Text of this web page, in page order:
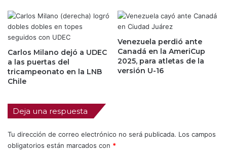
Carlos Milano dejó a UDEC
a las puertas del
tricampeonato en la LNB
Chile
Venezuela perdió ante
Canadá en la AmeriCup
2025, para atletas de la
versión U-16
Deja una respuesta
Tu dirección de correo electrónico no será publicada. Los campos
obligatorios están marcados con *